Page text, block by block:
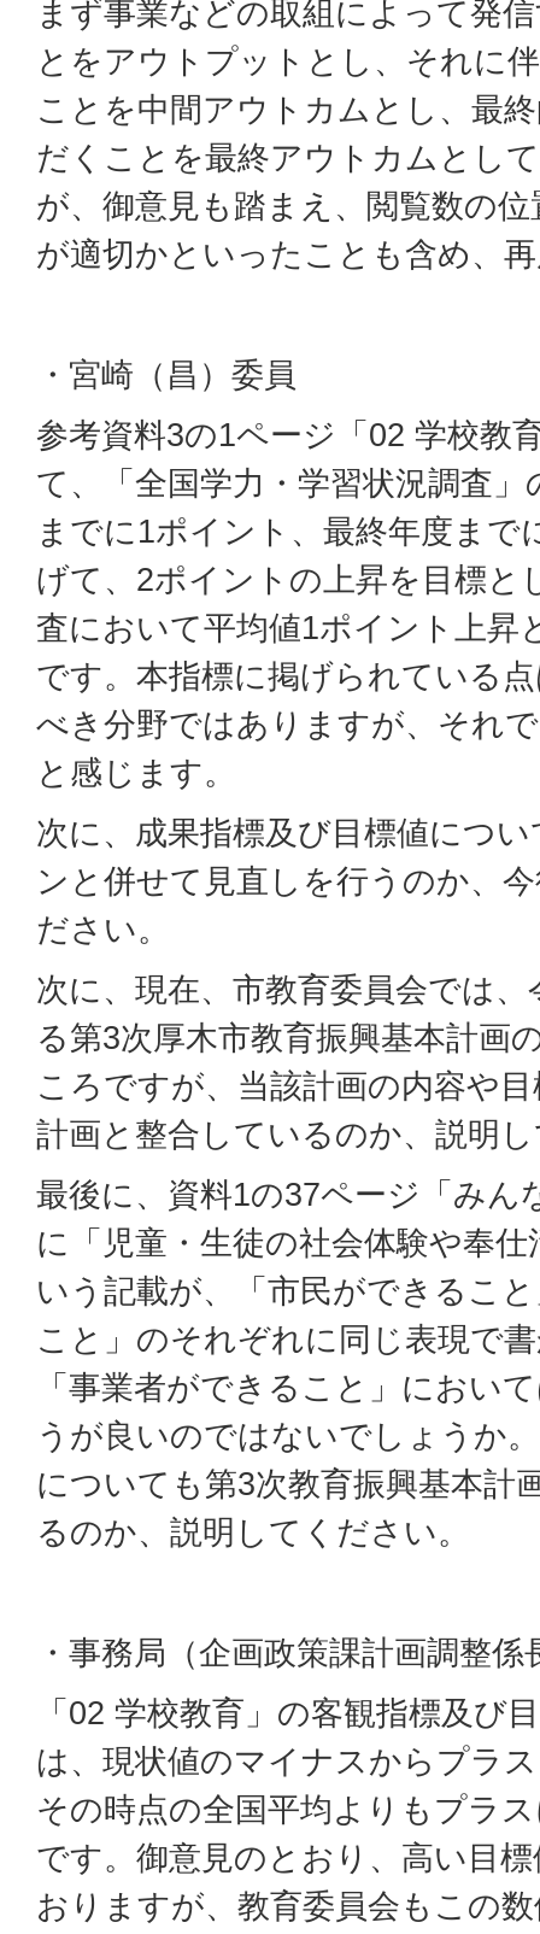
まず事業などの取組によって発
とをアウトプットとし、それに
ことを中間アウトカムとし、最
だくことを最終アウトカムとし
が、御意見も踏まえ、閲覧数の
が適切かといったことも含め、
・宮崎（昌）委員
参考資料3の1ページ「02 学校教
て、「全国学力・学習状況調査
までに1ポイント、最終年度まで
げて、2ポイントの上昇を目標と
査において平均値1ポイント上昇
です。本指標に掲げられている
べき分野ではありますが、それ
と感じます。
次に、成果指標及び目標値につ
ンと併せて見直しを行うのか、
ださい。
次に、現在、市教育委員会では
る第3次厚木市教育振興基本計画
ころですが、当該計画の内容や
計画と整合しているのか、説明
最後に、資料1の37ページ「みん
に「児童・生徒の社会体験や奉
いう記載が、「市民ができるこ
こと」のそれぞれに同じ表現で
「事業者ができること」におい
うが良いのではないでしょうか
についても第3次教育振興基本計
るのか、説明してください。
・事務局（企画政策課計画調整係
「02 学校教育」の客観指標及び
は、現状値のマイナスからプラ
その時点の全国平均よりもプラ
です。御意見のとおり、高い目
おりますが、教育委員会もこの